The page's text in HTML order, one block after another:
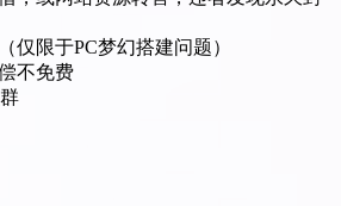
仅限于PC梦幻搭建问题）
不免费